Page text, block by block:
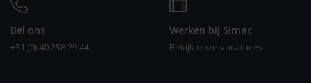
Bel ons
+31 (0) 40 258 29 44
Werken bij Simac
Bekijk onze vacatures